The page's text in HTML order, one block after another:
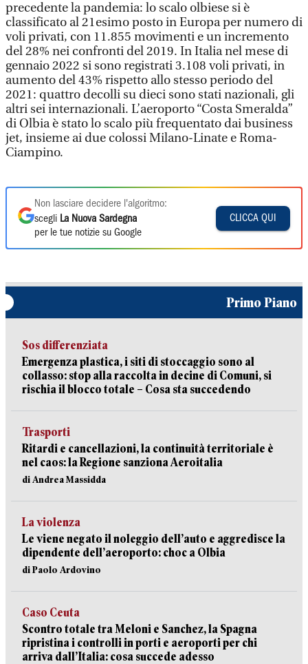
precedente la pandemia: lo scalo olbiese si è
classificato al 21esimo posto in Europa per numero di
voli privati, con 11.855 movimenti e un incremento
del 28% nei confronti del 2019. In Italia nel mese di
gennaio 2022 si sono registrati 3.108 voli privati, in
aumento del 43% rispetto allo stesso periodo del
2021: quattro decolli su dieci sono stati nazionali, gli
altri sei internazionali. L’aeroporto “Costa Smeralda”
di Olbia è stato lo scalo più frequentato dai business
jet, insieme ai due colossi Milano-Linate e Roma-
Ciampino.
Non lasciare decidere l'algoritmo:
scegli La Nuova Sardegna
per le tue notizie su Google
CLICCA QUI
Primo Piano
Sos differenziata
Emergenza plastica, i siti di stoccaggio sono al
collasso: stop alla raccolta in decine di Comuni, si
rischia il blocco totale – Cosa sta succedendo
Trasporti
Ritardi e cancellazioni, la continuità territoriale è
nel caos: la Regione sanziona Aeroitalia
di Andrea Massidda
La violenza
Le viene negato il noleggio dell’auto e aggredisce la
dipendente dell’aeroporto: choc a Olbia
di Paolo Ardovino
Caso Ceuta
Scontro totale tra Meloni e Sanchez, la Spagna
ripristina i controlli in porti e aeroporti per chi
arriva dall’Italia: cosa succede adesso